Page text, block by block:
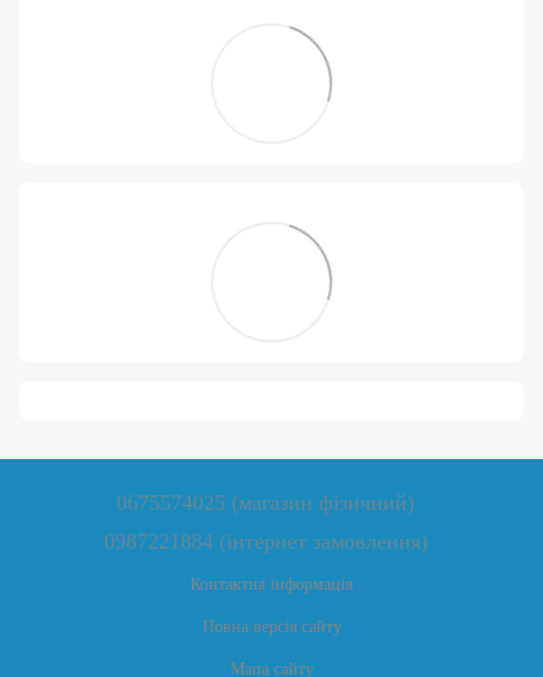
0675574025 (магазин фізичний)
0987221884 (інтернет замовлення)
Контактна інформація
Повна версія сайту
Мапа сайту